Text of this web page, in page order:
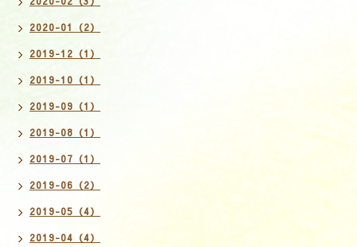
2020-01（2）
2019-12（1）
2019-10（1）
2019-09（1）
2019-08（1）
2019-07（1）
2019-06（2）
2019-05（4）
2019-04（4）